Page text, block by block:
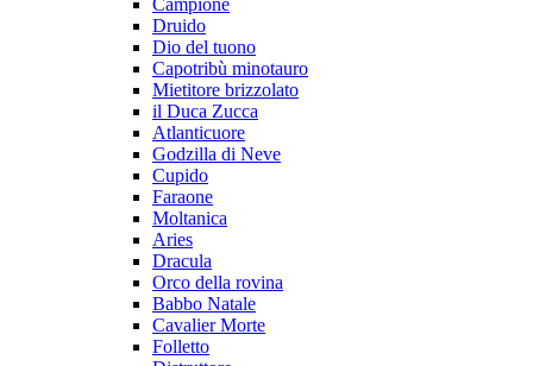
Campione
Druido
Dio del tuono
Capotribù minotauro
Mietitore brizzolato
il Duca Zucca
Atlanticuore
Godzilla di Neve
Cupido
Faraone
Moltanica
Aries
Dracula
Orco della rovina
Babbo Natale
Cavalier Morte
Folletto